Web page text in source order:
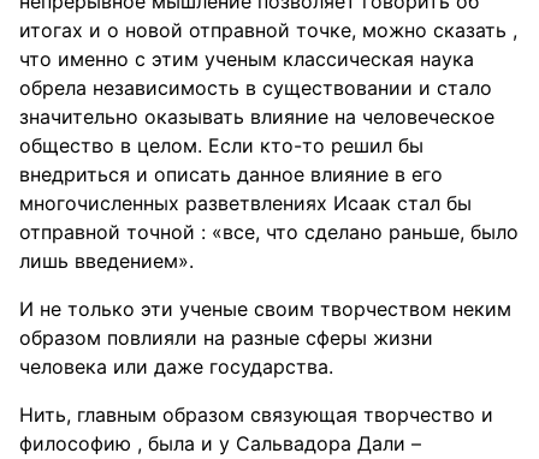
итогах и о новой отправной точке, можно сказать ,
что именно с этим ученым классическая наука
обрела независимость в существовании и стало
значительно оказывать влияние на человеческое
общество в целом. Если кто-то решил бы
внедриться и описать данное влияние в его
многочисленных разветвлениях Исаак стал бы
отправной точной : «все, что сделано раньше, было
лишь введением».
И не только эти ученые своим творчеством неким
образом повлияли на разные сферы жизни
человека или даже государства.
Нить, главным образом связующая творчество и
философию , была и у Сальвадора Дали –